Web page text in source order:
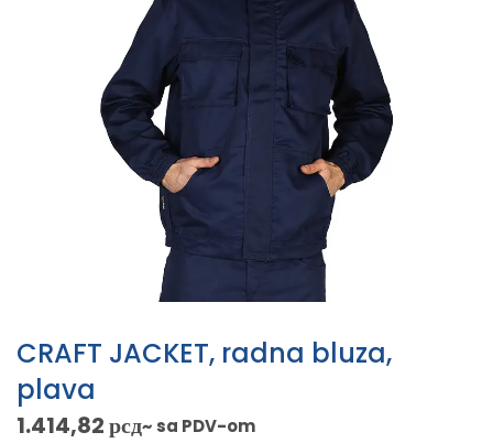
CRAFT JACKET, radna bluza,
plava
1.414,82рсд~ sa PDV-om